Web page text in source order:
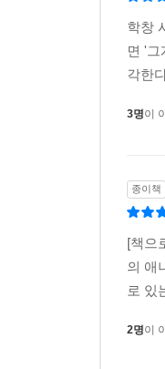
책에는
수십 년
한 권을
역사의
정의내린
않고 살
학창
면 '
각한
3명이
종이책
[책으
의 애
로 있
2명이